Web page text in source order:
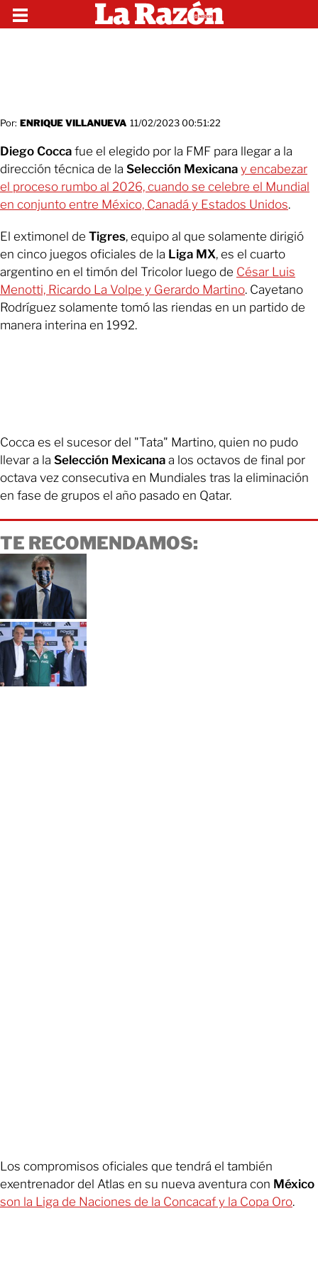
Por: ENRIQUE VILLANUEVA 11/02/2023 00:51:22
Diego Cocca fue el elegido por la FMF para llegar a la
dirección técnica de la Selección Mexicana y encabezar
el proceso rumbo al 2026, cuando se celebre el Mundial
en conjunto entre México, Canadá y Estados Unidos.
El extimonel de Tigres, equipo al que solamente dirigió
en cinco juegos oficiales de la Liga MX, es el cuarto
argentino en el timón del Tricolor luego de César Luis
Menotti, Ricardo La Volpe y Gerardo Martino. Cayetano
Rodríguez solamente tomó las riendas en un partido de
manera interina en 1992.
Cocca es el sucesor del "Tata" Martino, quien no pudo
llevar a la Selección Mexicana a los octavos de final por
octava vez consecutiva en Mundiales tras la eliminación
en fase de grupos el año pasado en Qatar.
TE RECOMENDAMOS:
Los compromisos oficiales que tendrá el también
exentrenador del Atlas en su nueva aventura con México
son la Liga de Naciones de la Concacaf y la Copa Oro.